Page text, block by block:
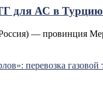
для АС в Турцию
— провинция